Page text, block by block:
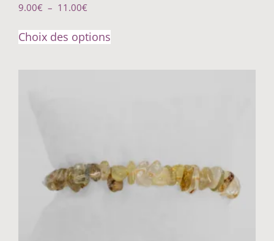
9.00€ – 11.00€
Choix des options